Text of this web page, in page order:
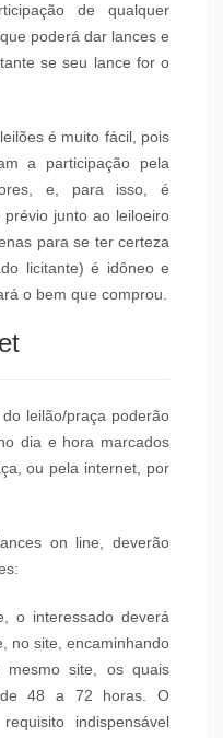
de qualquer
poderá dar lances e
se seu lance for o
é muito fácil, pois
a participação pela
e, para isso, é
junto ao leiloeiro
para se ter certeza
licitante) é idôneo e
o bem que comprou.
leilão/praça poderão
dia e hora marcados
ou pela internet, por
on line, deverão
o interessado deverá
no site, encaminhando
mesmo site, os quais
de 48 a 72 horas. O
indispensável